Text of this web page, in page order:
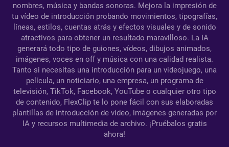
nombres, música y bandas sonoras. Mejora la impresión de
tu vídeo de introducción probando movimientos, tipografías,
líneas, estilos, cuentas atrás y efectos visuales y de sonido
atractivos para obtener un resultado maravilloso. La IA
generará todo tipo de guiones, vídeos, dibujos animados,
imágenes, voces en off y música con una calidad realista.
Tanto si necesitas una introducción para un videojuego, una
película, un noticiario, una empresa, un programa de
televisión, TikTok, Facebook, YouTube o cualquier otro tipo
de contenido, FlexClip te lo pone fácil con sus elaboradas
plantillas de introducción de vídeo, imágenes generadas por
IA y recursos multimedia de archivo. ¡Pruébalos gratis
ahora!